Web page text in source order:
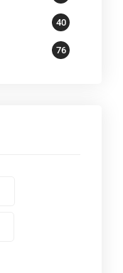
40
76